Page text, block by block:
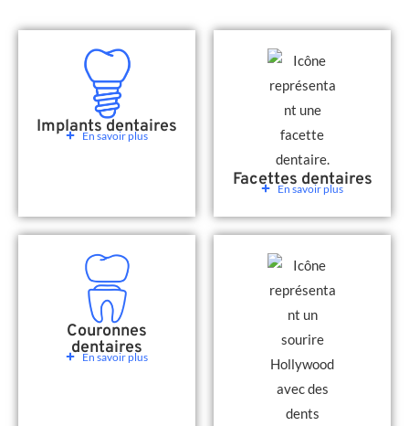
Implants dentaires
En savoir plus
Facettes dentaires
En savoir plus
Couronnes
dentaires
En savoir plus